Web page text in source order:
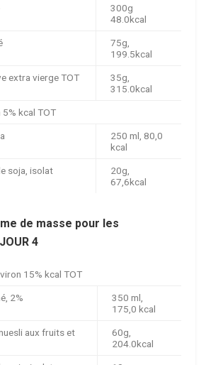
300g
48.0kcal
75g,
199.5kcal
extra vierge TOT
35g,
315.0kcal
kcal TOT
250 ml, 80,0
kcal
soja, isolat
20g,
67,6kcal
de masse pour les
4
15% kcal TOT
2%
350 ml,
175,0 kcal
aux fruits et
60g,
204.0kcal